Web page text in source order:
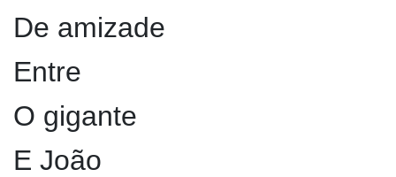
De amizade
Entre
O gigante
E João